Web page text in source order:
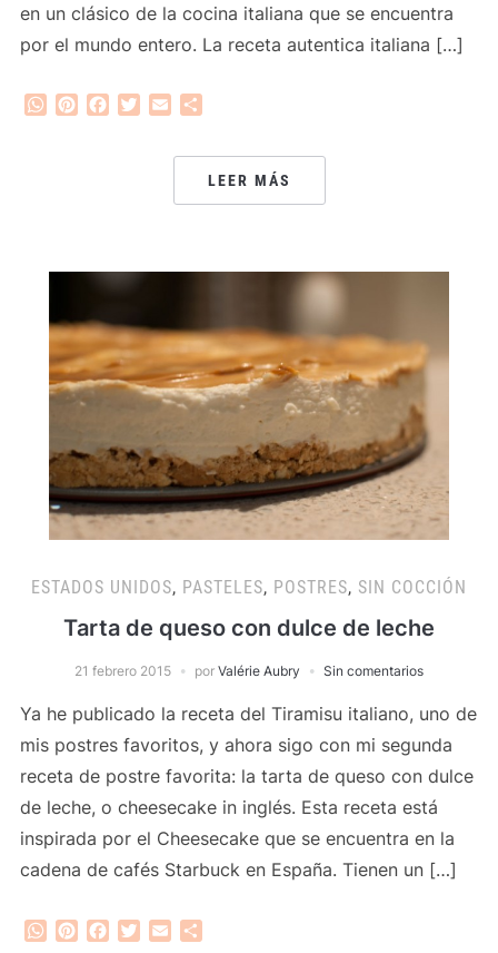
en un clásico de la cocina italiana que se encuentra
por el mundo entero. La receta autentica italiana […]
WhatsApp
PinterestFacebook
Twitter
Email
LEER MÁS
ESTADOS UNIDOS, PASTELES, POSTRES, SIN COCCIÓN
Tarta de queso con dulce de leche
21 febrero 2015 por Valérie Aubry Sin comentarios
Ya he publicado la receta del Tiramisu italiano, uno de
mis postres favoritos, y ahora sigo con mi segunda
receta de postre favorita: la tarta de queso con dulce
de leche, o cheesecake in inglés. Esta receta está
inspirada por el Cheesecake que se encuentra en la
cadena de cafés Starbuck en España. Tienen un […]
WhatsApp
PinterestFacebook
Twitter
Email